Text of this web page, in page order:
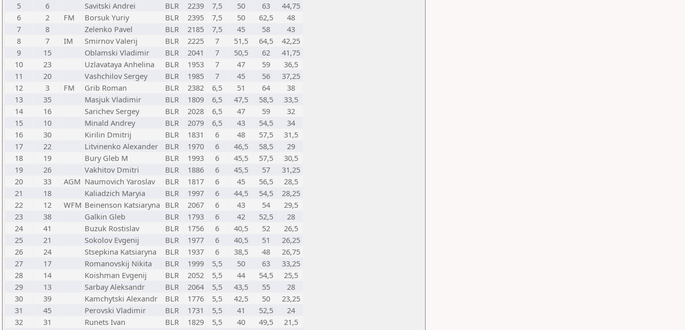
5
6 Savitski Andrei BLR 2239 7,5 50 63
44,75
6
2 FM Borsuk Yuriy BLR 2395 7,5 50 62,5
48
7
8 Zelenko Pavel BLR 2185 7,5 45 58
43
8
7 IM Smirnov Valerij BLR 2225 7 51,5 64,5
42,25
9
15 Oblamski Vladimir BLR 2041 7 50,5 62
41,75
10
23 Uzlavataya Anhelina BLR 1953 7 47 59
36,5
11
20 Vashchilov Sergey BLR 1985 7 45 56
37,25
12
3 FM Grib Roman BLR 2382 6,5 51 64
38
13
35 Masjuk Vladimir BLR 1809 6,5 47,5 58,5
33,5
14
16 Sarichev Sergey BLR 2028 6,5 47 59
32
15
10 Minald Andrey BLR 2079 6,5 43 54,5
34
16
30 Kirilin Dmitrij BLR 1831 6 48 57,5
31,5
17
22 Litvinenko Alexander BLR 1970 6 46,5 58,5
29
18
19 Bury Gleb M BLR 1993 6 45,5 57,5
30,5
19
26 Vakhitov Dmitri BLR 1886 6 45,5 57
31,25
20
33 AGM Naumovich Yaroslav BLR 1817 6 45 56,5
28,5
21
18 Kaliadzich Maryia BLR 1997 6 44,5 54,5
28,25
22
12 WFM Beinenson Katsiaryna BLR 2067 6 43 54
29,5
23
38 Galkin Gleb BLR 1793 6 42 52,5
28
24
41 Buzuk Rostislav BLR 1756 6 40,5 52
26,5
25
21 Sokolov Evgenij BLR 1977 6 40,5 51
26,25
26
24 Stsepkina Katsiaryna BLR 1937 6 38,5 48
26,75
27
17 Romanovskij Nikita BLR 1999 5,5 50 63
33,25
28
14 Koishman Evgenij BLR 2052 5,5 44 54,5
25,5
29
13 Sarbay Aleksandr BLR 2064 5,5 43,5 55
28
30
39 Kamchytski Alexandr BLR 1776 5,5 42,5 50
23,25
31
45 Perovski Vladimir BLR 1731 5,5 41 52,5
24
32
31 Runets Ivan BLR 1829 5,5 40 49,5
21,5